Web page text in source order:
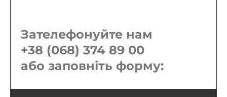
Зателефонуйте нам
+38 (068) 374 89 00
або заповніть форму: